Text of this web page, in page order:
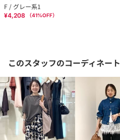
F / グレー系1
¥4,208 （41%OFF）
このスタッフのコーディネート